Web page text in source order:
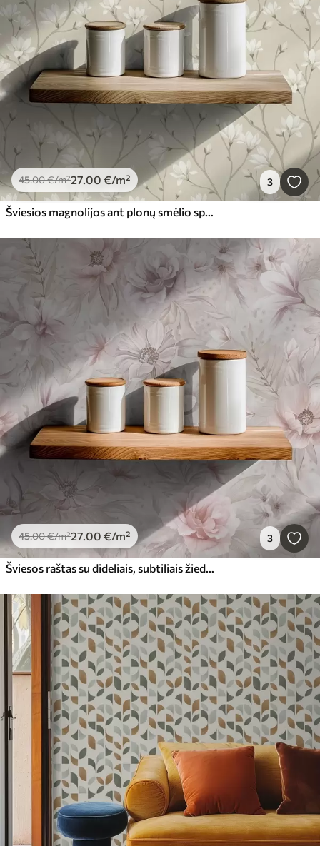
45.00€/m²27.00 €/m² 3
Šviesios magnolijos ant plonų smėlio spalvos šakų
45.00€/m²27.00 €/m² 3
Šviesos raštas su dideliais, subtiliais žiedais